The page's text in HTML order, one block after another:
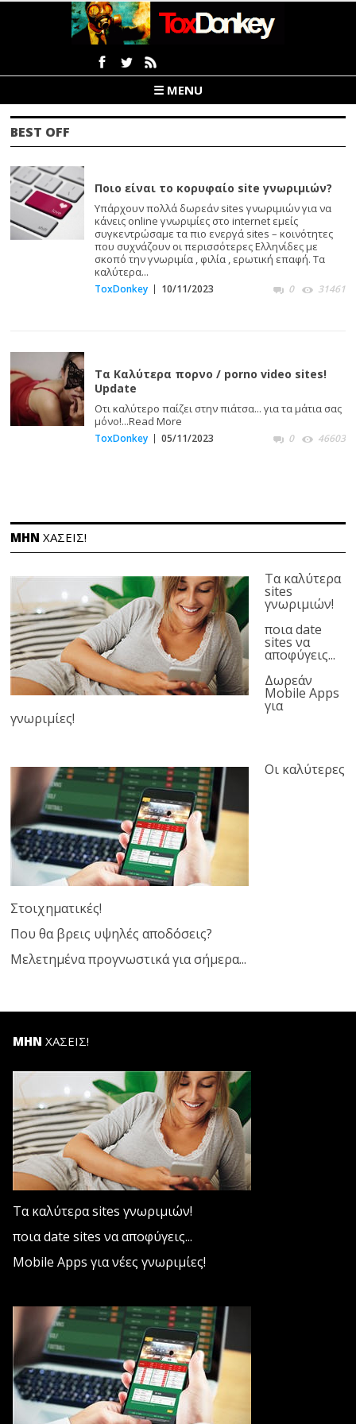
☰ MENU
BEST OFF
Ποιο είναι το κορυφαίο site γνωριμιών?
Υπάρχουν πολλά δωρεάν sites γνωριμιών για να
κάνεις online γνωριμίες στο internet εμείς
συγκεντρώσαμε τα πιο ενεργά sites – κοινότητες
που συχνάζουν οι περισσότερες Ελληνίδες με
σκοπό την γνωριμία , φιλία , ερωτική επαφή. Τα
καλύτερα...
ToxDonkey 10/11/2023 31461
0
Τα Καλύτερα πορνο / porno video sites!
Update
Οτι καλύτερο παίζει στην πιάτσα... για τα μάτια σας
μόνο!...Read More
ToxDonkey 05/11/2023 46603
0
ΜΗΝ ΧΑΣΕΙΣ!
Τα καλύτερα
sites
γνωριμιών!
ποια date
sites να
αποφύγεις...
Δωρεάν
Mobile Apps
για
γνωριμίες!
Οι καλύτερες
Στοιχηματικές!
Που θα βρεις υψηλές αποδόσεις?
Μελετημένα προγνωστικά για σήμερα...
ΜΗΝ ΧΑΣΕΙΣ!
Τα καλύτερα sites γνωριμιών!
ποια date sites να αποφύγεις...
Mobile Apps για νέες γνωριμίες!